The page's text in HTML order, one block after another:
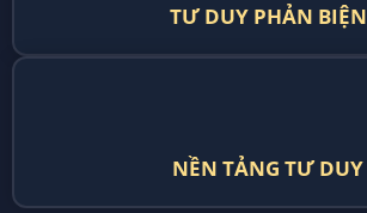
TƯ DUY PHẢN BIỆN
NỀN TẢNG TƯ DUY